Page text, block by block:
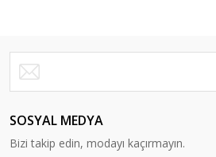
SOSYAL MEDYA
Bizi takip edin, modayı kaçırmayın.